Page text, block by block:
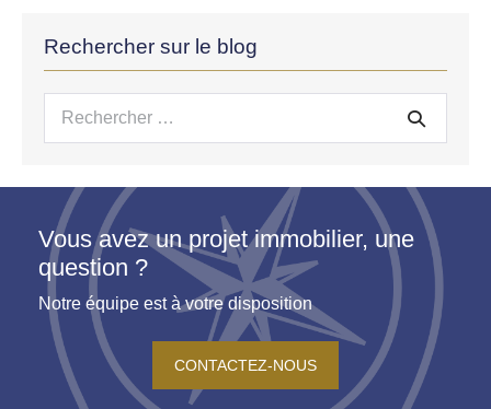
Rechercher sur le blog
Recherche
Vous avez un projet immobilier, une
question ?
Notre équipe est à votre disposition
CONTACTEZ-NOUS